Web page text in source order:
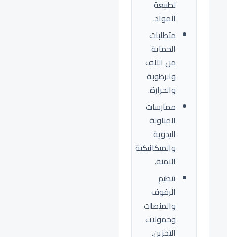
لطبيعة
المواد.
متطلبات
الحماية
من التلف
والرطوبة
والحرارة.
ممارسات
المناولة
اليدوية
والميكانيكية
الآمنة.
تنظيم
الرفوف
والمنصات
وحمولات
التخزين.